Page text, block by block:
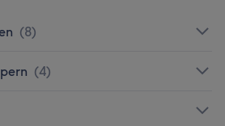
(8)
(4)